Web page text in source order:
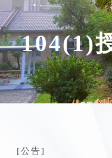
104(1)
[公告]